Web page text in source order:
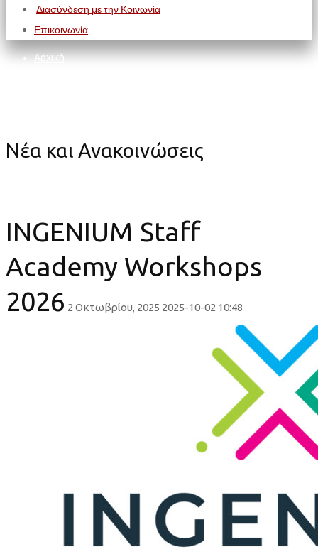
Διασύνδεση με την Κοινωνία
Επικοινωνία
Αρχική
Νέα και Ανακοινώσεις
INGENIUM Staff
Academy Workshops
2026 2 Οκτωβρίου, 2025 2025-10-02 10:48